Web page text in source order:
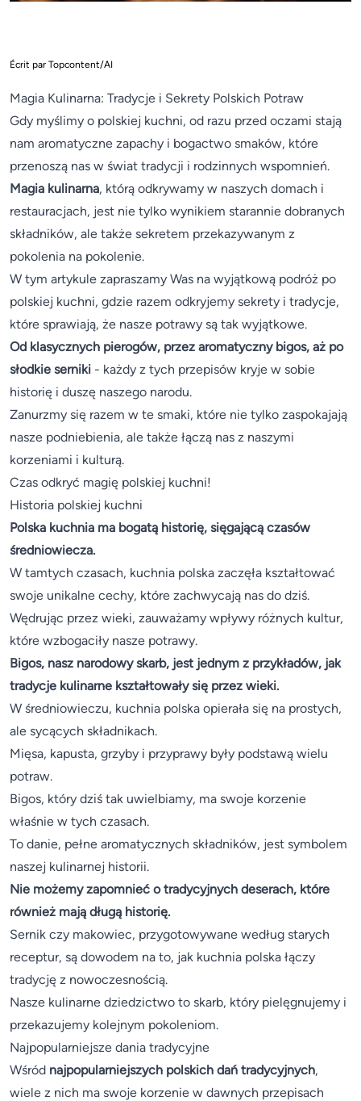
Écrit par Topcontent/AI
Magia Kulinarna: Tradycje i Sekrety Polskich Potraw
Gdy myślimy o polskiej kuchni, od razu przed oczami stają
nam aromatyczne zapachy i bogactwo smaków, które
przenoszą nas w świat tradycji i rodzinnych wspomnień.
Magia kulinarna, którą odkrywamy w naszych domach i
restauracjach, jest nie tylko wynikiem starannie dobranych
składników, ale także sekretem przekazywanym z
pokolenia na pokolenie.
W tym artykule zapraszamy Was na wyjątkową podróż po
polskiej kuchni, gdzie razem odkryjemy sekrety i tradycje,
które sprawiają, że nasze potrawy są tak wyjątkowe.
Od klasycznych pierogów, przez aromatyczny bigos, aż po
słodkie serniki - każdy z tych przepisów kryje w sobie
historię i duszę naszego narodu.
Zanurzmy się razem w te smaki, które nie tylko zaspokajają
nasze podniebienia, ale także łączą nas z naszymi
korzeniami i kulturą.
Czas odkryć magię polskiej kuchni!
Historia polskiej kuchni
Polska kuchnia ma bogatą historię, sięgającą czasów
średniowiecza.
W tamtych czasach, kuchnia polska zaczęła kształtować
swoje unikalne cechy, które zachwycają nas do dziś.
Wędrując przez wieki, zauważamy wpływy różnych kultur,
które wzbogaciły nasze potrawy.
Bigos, nasz narodowy skarb, jest jednym z przykładów, jak
tradycje kulinarne kształtowały się przez wieki.
W średniowieczu, kuchnia polska opierała się na prostych,
ale sycących składnikach.
Mięsa, kapusta, grzyby i przyprawy były podstawą wielu
potraw.
Bigos, który dziś tak uwielbiamy, ma swoje korzenie
właśnie w tych czasach.
To danie, pełne aromatycznych składników, jest symbolem
naszej kulinarnej historii.
Nie możemy zapomnieć o tradycyjnych deserach, które
również mają długą historię.
Sernik czy makowiec, przygotowywane według starych
receptur, są dowodem na to, jak kuchnia polska łączy
tradycję z nowoczesnością.
Nasze kulinarne dziedzictwo to skarb, który pielęgnujemy i
przekazujemy kolejnym pokoleniom.
Najpopularniejsze dania tradycyjne
Wśród najpopularniejszych polskich dań tradycyjnych,
wiele z nich ma swoje korzenie w dawnych przepisach